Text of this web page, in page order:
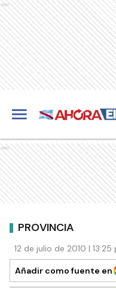
Ads
Ads
PROVINCIA
12 de julio de 2010 |
Añadir como fuente en